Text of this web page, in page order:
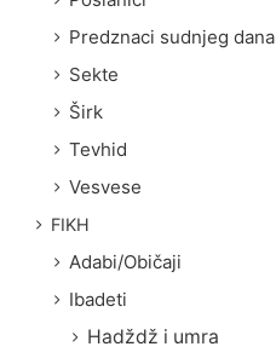
Predznaci sudnjeg dana
Sekte
Širk
Tevhid
Vesvese
FIKH
Adabi/Običaji
Ibadeti
Hadždž i umra